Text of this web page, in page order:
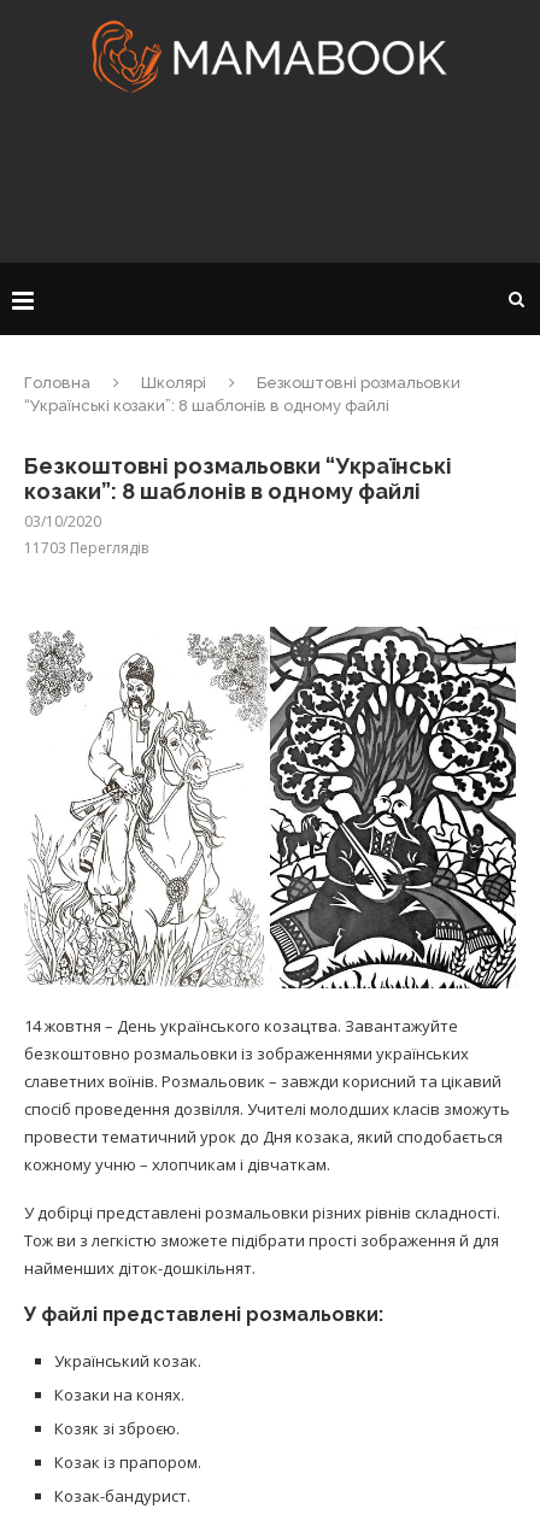
Головна Школярі
Безкоштовні розмальовки
“Українські козаки”: 8 шаблонів в одному файлі
Безкоштовні розмальовки “Українські
козаки”: 8 шаблонів в одному файлі
03/10/2020
11703 Переглядів
14 жовтня – День українського козацтва. Завантажуйте
безкоштовно розмальовки із зображеннями українських
славетних воїнів. Розмальовик – завжди корисний та цікавий
спосіб проведення дозвілля. Учителі молодших класів зможуть
провести тематичний урок до Дня козака, який сподобається
кожному учню – хлопчикам і дівчаткам.
У добірці представлені розмальовки різних рівнів складності.
Тож ви з легкістю зможете підібрати прості зображення й для
найменших діток-дошкільнят.
У файлі представлені розмальовки:
Український козак.
Козаки на конях.
Козяк зі зброєю.
Козак із прапором.
Козак-бандурист.